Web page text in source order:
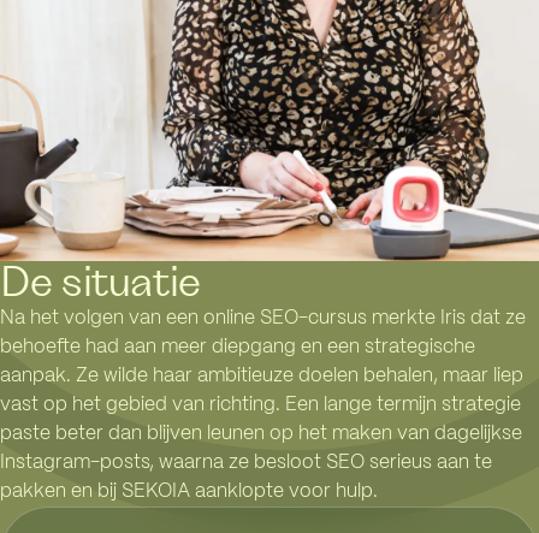
De situatie
Na het volgen van een online SEO-cursus merkte Iris dat ze
behoefte had aan meer diepgang en een strategische
aanpak. Ze wilde haar ambitieuze doelen behalen, maar liep
vast op het gebied van richting. Een lange termijn strategie
paste beter dan blijven leunen op het maken van dagelijkse
Instagram-posts, waarna ze besloot SEO serieus aan te
pakken en bij SEKOIA aanklopte voor hulp.